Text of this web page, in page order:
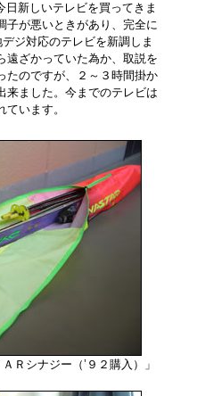
新しいテレビを買ってきま
子が悪いときがあり、完全に
ジ対応のテレビを新調しま
遠ざかっていた為か、取説を
たのですが、２～３時間掛か
来ました。今までのテレビは
います。
Ｒシナジー（’９２購入）」